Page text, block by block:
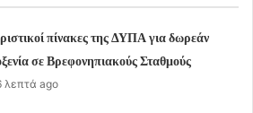
πίνακες της ΔΥΠΑ για δωρεάν
σε Βρεφονηπιακούς Σταθμούς
λεπτά ago